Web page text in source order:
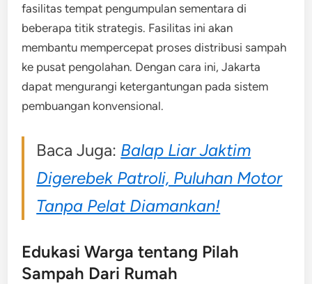
fasilitas tempat pengumpulan sementara di
beberapa titik strategis. Fasilitas ini akan
membantu mempercepat proses distribusi sampah
ke pusat pengolahan. Dengan cara ini, Jakarta
dapat mengurangi ketergantungan pada sistem
pembuangan konvensional.
Baca Juga: Balap Liar Jaktim
Digerebek Patroli, Puluhan Motor
Tanpa Pelat Diamankan!
Edukasi Warga tentang Pilah
Sampah Dari Rumah